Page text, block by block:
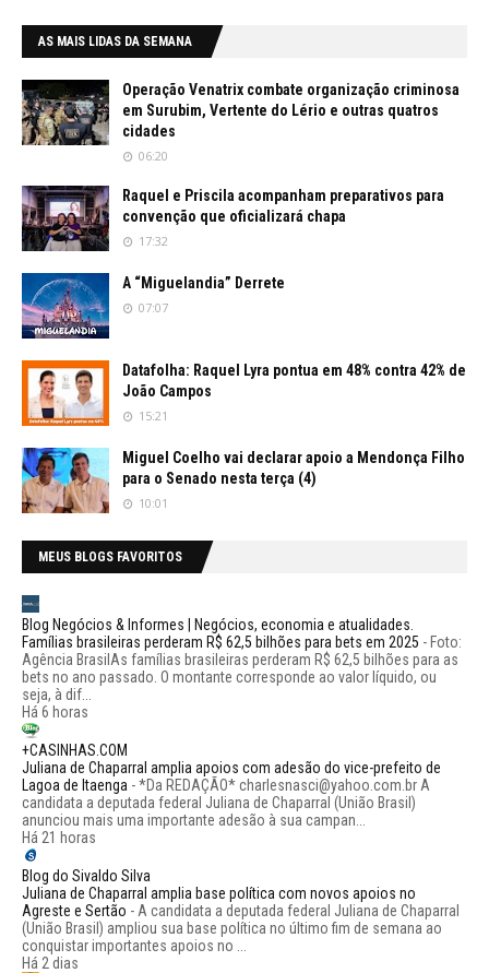
AS MAIS LIDAS DA SEMANA
Operação Venatrix combate organização criminosa
em Surubim, Vertente do Lério e outras quatros
cidades
06:20
Raquel e Priscila acompanham preparativos para
convenção que oficializará chapa
17:32
A “Miguelandia” Derrete
07:07
Datafolha: Raquel Lyra pontua em 48% contra 42% de
João Campos
15:21
Miguel Coelho vai declarar apoio a Mendonça Filho
para o Senado nesta terça (4)
10:01
MEUS BLOGS FAVORITOS
Blog Negócios & Informes | Negócios, economia e atualidades.
Famílias brasileiras perderam R$ 62,5 bilhões para bets em 2025 - Foto:
Agência BrasilAs famílias brasileiras perderam R$ 62,5 bilhões para as
bets no ano passado. O montante corresponde ao valor líquido, ou
seja, à dif...
Há 6 horas
+CASINHAS.COM
Juliana de Chaparral amplia apoios com adesão do vice-prefeito de
Lagoa de Itaenga -*Da REDAÇÃO* charlesnasci@yahoo.com.br A
candidata a deputada federal Juliana de Chaparral (União Brasil)
anunciou mais uma importante adesão à sua campan...
Há 21 horas
Blog do Sivaldo Silva
Juliana de Chaparral amplia base política com novos apoios no
Agreste e Sertão - A candidata a deputada federal Juliana de Chaparral
(União Brasil) ampliou sua base política no último fim de semana ao
conquistar importantes apoios no ...
Há 2 dias